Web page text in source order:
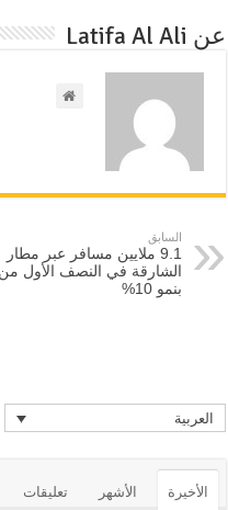
عن Latifa Al Ali
السابق
9.1 ملايين مسافر عبر مطار
بنمو 10%
العربية
الأخيرة الأشهر تعليقات